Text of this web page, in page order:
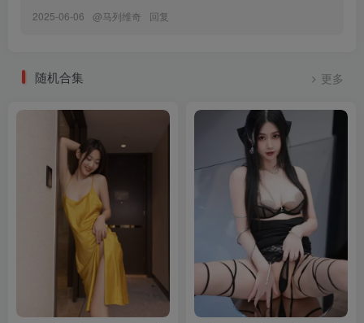
[12.13]
[6.16更1]
026.JOApictures – Sehee (세희) x JOA 21. MARCH Vol.2 [48P-
[6.2更1]
025.JOApictures – Mikacho (조미카) x JOA 21. JANUARY
Vol.1[28P-157.6M]
024.JOApictures – MIKA (조미카) x JOA 21. MARCH [65P／
2025-06-06 @马列维奇 回复
随机合集 更多